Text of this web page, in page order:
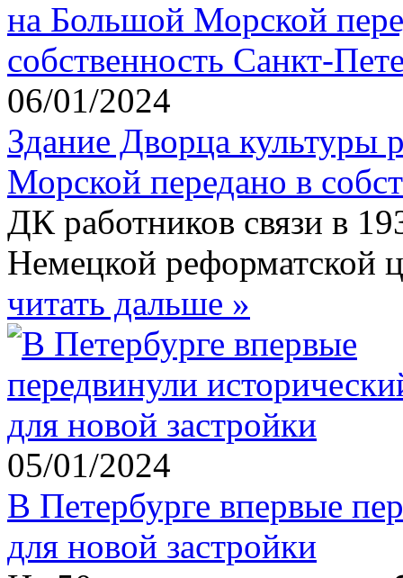
06/01/2024
Здание Дворца культуры
Морской передано в
ДК работников связи в
Немецкой реформатской
читать дальше »
05/01/2024
В Петербурге впервые
для новой застройки